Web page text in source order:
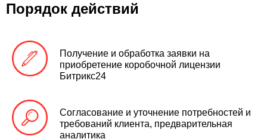
Порядок действий
Получение и обработка заявки на
приобретение коробочной лицензии
Битрикс24
Согласование и уточнение потребностей и
требований клиента, предварительная
аналитика